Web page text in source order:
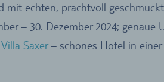
mit echten, prachtvoll
– 30. Dezember 2024;
Saxer– schönes Hotel in